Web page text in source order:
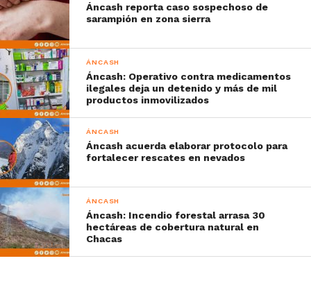
Áncash reporta caso sospechoso de
sarampión en zona sierra
ÁNCASH
Áncash: Operativo contra medicamentos
ilegales deja un detenido y más de mil
productos inmovilizados
ÁNCASH
Áncash acuerda elaborar protocolo para
fortalecer rescates en nevados
ÁNCASH
Áncash: Incendio forestal arrasa 30
hectáreas de cobertura natural en
Chacas